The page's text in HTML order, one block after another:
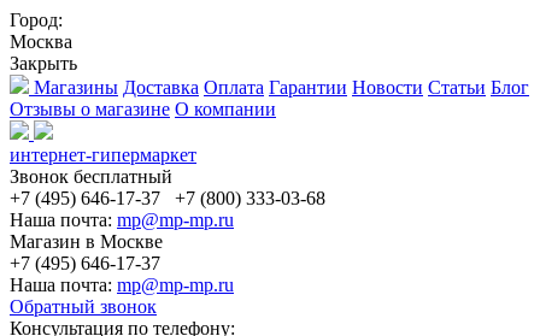
Город:
Москва
Закрыть
Магазины Доставка Оплата Гарантии Новости Статьи Блог
Отзывы о магазине О компании
интернет-гипермаркет
Звонок бесплатный
+7 (495) 646-17-37
+7 (800) 333-03-68
Наша почта: mp@mp-mp.ru
Магазин в Москве
+7 (495) 646-17-37
Наша почта: mp@mp-mp.ru
Обратный звонок
Консультация по телефону: